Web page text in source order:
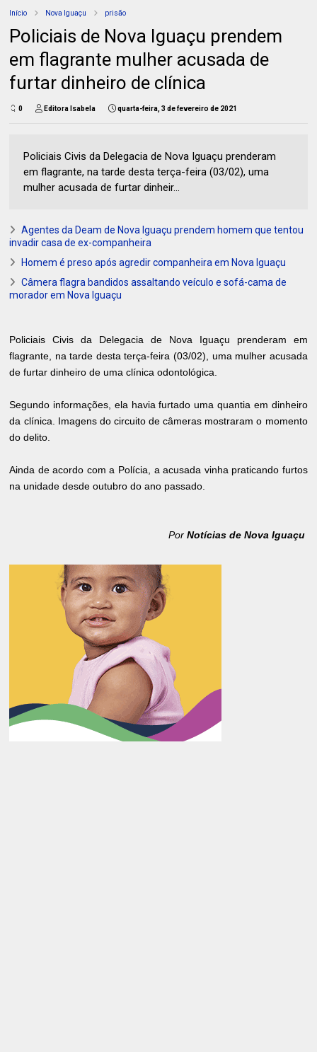
Início Nova Iguaçu prisão
Policiais de Nova Iguaçu prendem
em flagrante mulher acusada de
furtar dinheiro de clínica
0 Editora Isabela quarta-feira, 3 de fevereiro de 2021
Policiais Civis da Delegacia de Nova Iguaçu prenderam
em flagrante, na tarde desta terça-feira (03/02), uma
mulher acusada de furtar dinheir...
Agentes da Deam de Nova Iguaçu prendem homem que tentou
invadir casa de ex-companheira
Homem é preso após agredir companheira em Nova Iguaçu
Câmera flagra bandidos assaltando veículo e sofá-cama de
morador em Nova Iguaçu
Policiais Civis da Delegacia de Nova Iguaçu prenderam em
flagrante, na tarde desta terça-feira (03/02), uma mulher acusada
de furtar dinheiro de uma clínica odontológica.
Segundo informações, ela havia furtado uma quantia em dinheiro
da clínica. Imagens do circuito de câmeras mostraram o momento
do delito.
Ainda de acordo com a Polícia, a acusada vinha praticando furtos
na unidade desde outubro do ano passado.
Por Notícias de Nova Iguaçu